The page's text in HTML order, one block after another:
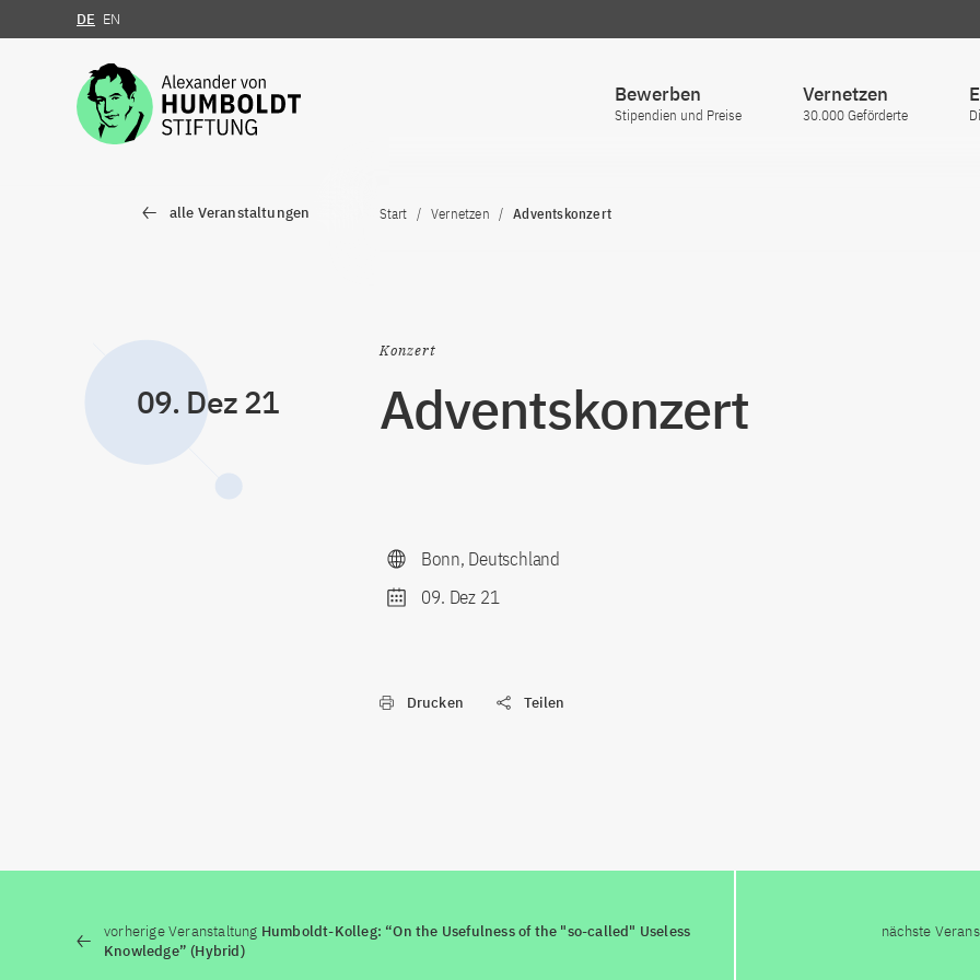
Zum Inhalt springen
DE EN
Bewerben
Stipendien und Preise
Vernetzen
30.000 Geförderte
alle Veranstaltungen Start Vernetzen Adventskonzert
09. Dez 21
Konzert
Adventskonzert
Bonn, Deutschland
09. Dez 21
Drucken Teilen
vorherige Veranstaltung Humboldt-Kolleg: “On the Usefulness of the "so-called" Useless
Knowledge” (Hybrid)
nächste